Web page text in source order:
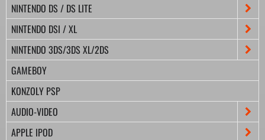
NINTENDO DS / DS LITE
NINTENDO DSI / XL
NINTENDO 3DS/3DS XL/2DS
GAMEBOY
KONZOLY PSP
AUDIO-VIDEO
APPLE IPOD